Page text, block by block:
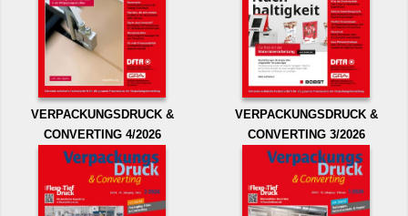
VERPACKUNGSDRUCK &
CONVERTING 4/2026
VERPACKUNGSDRUCK &
CONVERTING 3/2026